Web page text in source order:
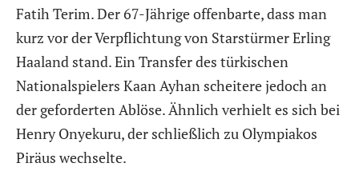
Fatih Terim. Der 67-Jährige offenbarte, dass man
kurz vor der Verpflichtung von Starstürmer Erling
Haaland stand. Ein Transfer des türkischen
Nationalspielers Kaan Ayhan scheitere jedoch an
der geforderten Ablöse. Ähnlich verhielt es sich bei
Henry Onyekuru, der schließlich zu Olympiakos
Piräus wechselte.